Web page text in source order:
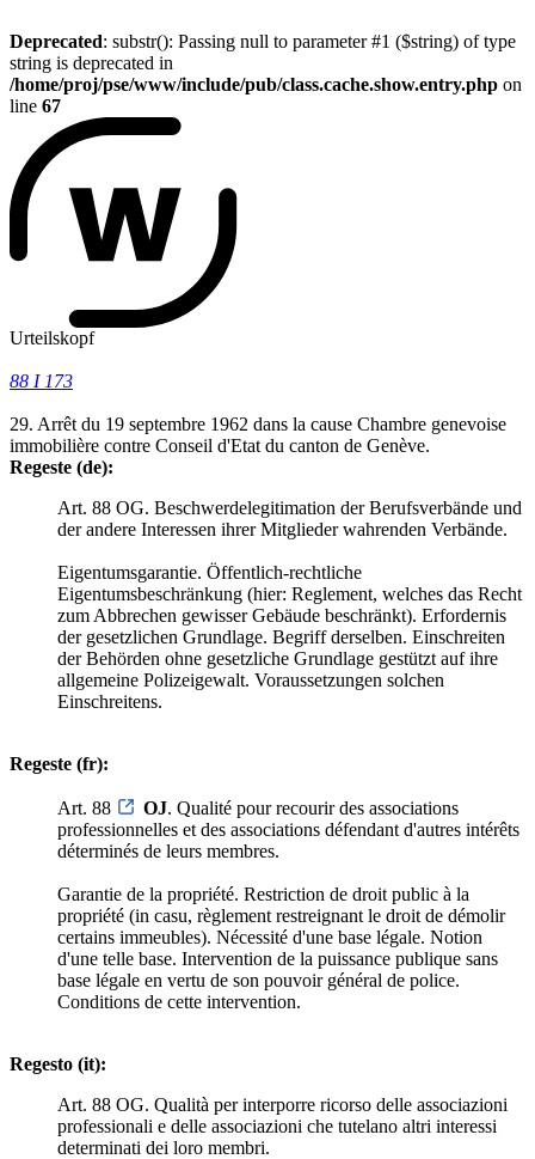
Deprecated: substr(): Passing null to parameter #1 ($string) of type
string is deprecated in
/home/proj/pse/www/include/pub/class.cache.show.entry.php on
line 67
Urteilskopf
88 I 173
29. Arrêt du 19 septembre 1962 dans la cause Chambre genevoise
immobilière contre Conseil d'Etat du canton de Genève.
Regeste (de):
Art. 88 OG. Beschwerdelegitimation der Berufsverbände und
der andere Interessen ihrer Mitglieder wahrenden Verbände.
Eigentumsgarantie. Öffentlich-rechtliche
Eigentumsbeschränkung (hier: Reglement, welches das Recht
zum Abbrechen gewisser Gebäude beschränkt). Erfordernis
der gesetzlichen Grundlage. Begriff derselben. Einschreiten
der Behörden ohne gesetzliche Grundlage gestützt auf ihre
allgemeine Polizeigewalt. Voraussetzungen solchen
Einschreitens.
Regeste (fr):
Art. 88 OJ. Qualité pour recourir des associations
professionnelles et des associations défendant d'autres intérêts
déterminés de leurs membres.
Garantie de la propriété. Restriction de droit public à la
propriété (in casu, règlement restreignant le droit de démolir
certains immeubles). Nécessité d'une base légale. Notion
d'une telle base. Intervention de la puissance publique sans
base légale en vertu de son pouvoir général de police.
Conditions de cette intervention.
Regesto (it):
Art. 88 OG. Qualità per interporre ricorso delle associazioni
professionali e delle associazioni che tutelano altri interessi
determinati dei loro membri.